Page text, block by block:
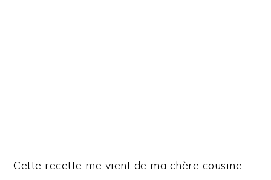
Cette recette me vient de ma chère cousine.